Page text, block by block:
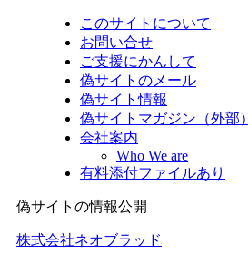
このサイトについて
お問い合せ
ご支援にかんして
偽サイトのメール
偽サイト情報
偽サイトマガジン（外部）
会社案内
Who We are
有料添付ファイルあり
偽サイトの情報公開
株式会社ネオブラッド